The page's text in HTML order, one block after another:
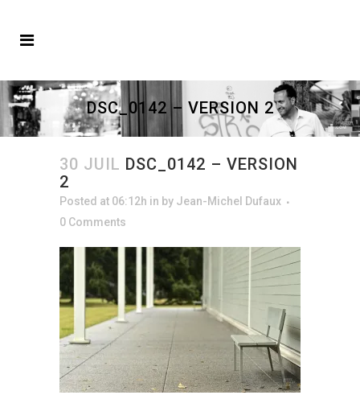
DSC_0142 – VERSION 2
30 JUIL DSC_0142 – VERSION
2
Posted at 06:12h in by Jean-Michel Dufaux
0 Comments